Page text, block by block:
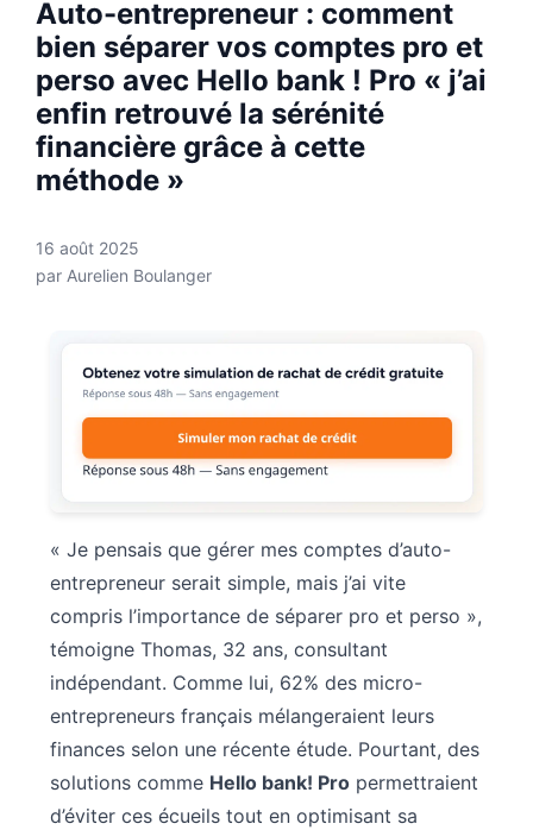
Auto-entrepreneur : comment
bien séparer vos comptes pro et
perso avec Hello bank ! Pro « j’ai
enfin retrouvé la sérénité
financière grâce à cette
méthode »
16 août 2025
par Aurelien Boulanger
« Je pensais que gérer mes comptes d’auto-
entrepreneur serait simple, mais j’ai vite
compris l’importance de séparer pro et perso »,
témoigne Thomas, 32 ans, consultant
indépendant. Comme lui, 62% des micro-
entrepreneurs français mélangeraient leurs
finances selon une récente étude. Pourtant, des
solutions comme Hello bank! Pro permettraient
d’éviter ces écueils tout en optimisant sa